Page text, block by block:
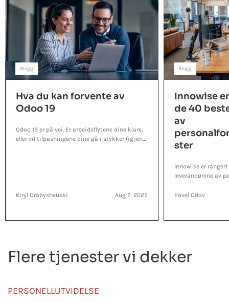
Blogg
Hva du kan forvente av
Odoo 19
Odoo 19 er på vei. Er arbeidsflytene dine klare,
eller vil tilpasningene dine gå i stykker (igjen)?
Kiryl Drabysheuski Aug 7, 2025
Blogg
Innowise
de 40
av
ster
Innowise er
leverandørene av
talentløsninger og
Pavel Orlov
Flere tjenester vi dekker
PERSONELLUTVIDELSE